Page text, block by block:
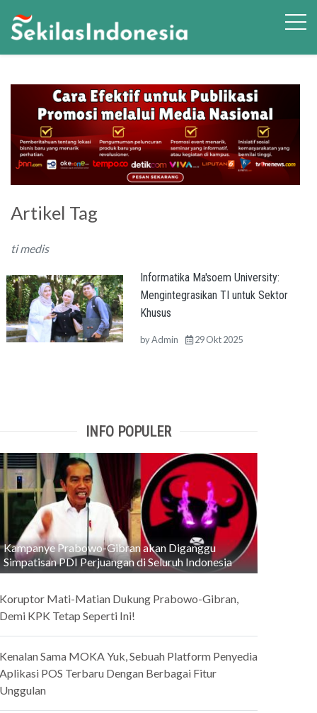
Artikel Tag
ti medis
Informatika Ma'soem University:
Mengintegrasikan TI untuk Sektor
Khusus
byAdmin 29 Okt 2025
INFO POPULER
Kampanye Prabowo-Gibran akan Diganggu
Simpatisan PDI Perjuangan di Seluruh Indonesia
Mati-Matian Dukung Prabowo-Gibran,
KPK Tetap Seperti Ini!
Sama MOKA Yuk, Sebuah Platform Penyedia
POS Terbaru Dengan Berbagai Fitur